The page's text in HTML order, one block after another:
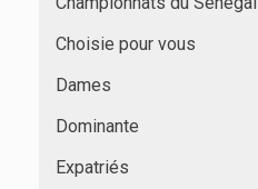
Choisie pour vous
Dames
Dominante
Expatriés